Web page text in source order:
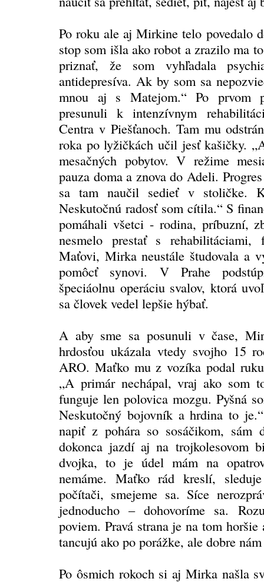
Po roku ale aj Mirkine telo povedalo
stop som išla ako robot a zrazilo ma
priznať, že som vyhľadala
antidepresíva. Ak by som sa
mnou aj s Matejom.“ Po prvom
presunuli k intenzívnym
Centra v Piešťanoch. Tam mu
roka po lyžičkách učil jesť kašičky.
mesačných pobytov. V režime
pauza doma a znova do Adeli.
sa tam naučil sedieť v stoličke.
Neskutočnú radosť som cítila.“ S
pomáhali všetci - rodina, príbuzní,
nesmelo prestať s
Maťovi, Mirka neustále študovala a
pomôcť synovi. V Prahe
špeciáolnu operáciu svalov, ktorá
sa človek vedel lepšie hýbať.
A aby sme sa posunuli v čase,
hrdosťou ukázala vtedy svojho 15
ARO. Maťko mu z vozíka podal
„A primár nechápal, vraj ako som
funguje len polovica mozgu. Pyšná
Neskutočný bojovník a hrdina to
napiť z pohára so sosáčikom, sám
dokonca jazdí aj na trojkolesovom
dvojka, to je údel mám na
nemáme. Maťko rád kreslí,
počítači, smejeme sa. Síce
jednoducho – dohovoríme sa.
poviem. Pravá strana je na tom
tancujú ako po porážke, ale dobre
Po ôsmich rokoch si aj Mirka našla